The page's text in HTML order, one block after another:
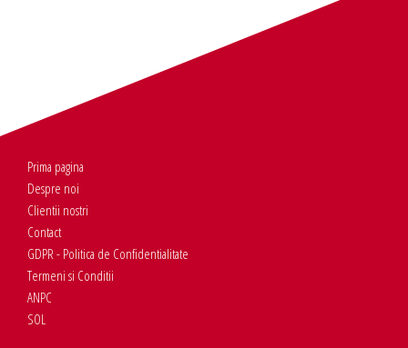
Prima pagina
Despre noi
Clientii nostri
Contact
GDPR - Politica de Confidentialitate
Termeni si Conditii
ANPC
SOL